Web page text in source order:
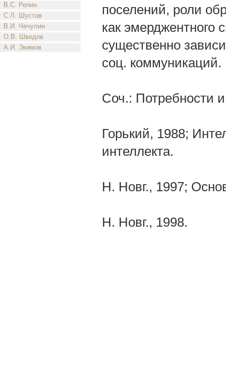
В.С. Репин
С.Л. Шустов
В.И. Чечулин
О.В. Шведов
А.И. Экимов
поселений, роли
как
существенно
соц. коммуникаций.
Соч.: Потребности
Горький, 1988;
интеллекта.
Н. Новг., 1997;
Н. Новг., 1998.